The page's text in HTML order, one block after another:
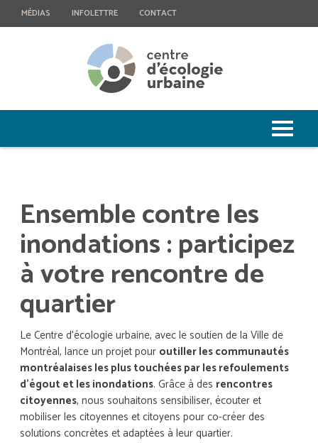
MÉDIAS INFOLETTRE CONTACT
Ensemble contre les
inondations : participez
à votre rencontre de
quartier
Le Centre d’écologie urbaine, avec le soutien de la Ville de
Montréal, lance un projet pour outiller les communautés
montréalaises les plus touchées par les refoulements
d'égout et les inondations. Grâce à des rencontres
citoyennes, nous souhaitons sensibiliser, écouter et
mobiliser les citoyennes et citoyens pour co-créer des
solutions concrètes et adaptées à leur quartier.